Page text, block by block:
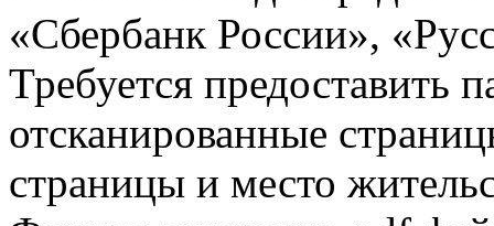
«Сбербанк России»,
Требуется предоставить
отсканированные
страницы и место